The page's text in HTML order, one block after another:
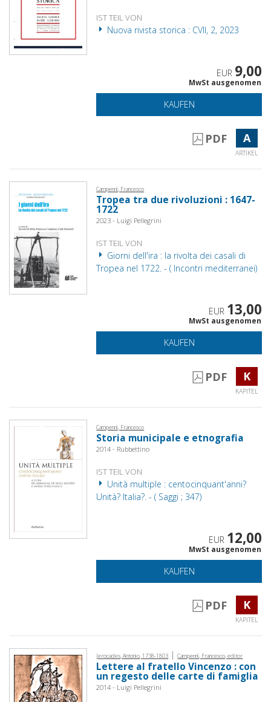
IST TEIL VON
Nuova rivista storica : CVII, 2, 2023
EUR 9,00
MwSt ausgenomen
KAUFEN
PDF A
ARTIKEL
Campennì, Francesco
Tropea tra due rivoluzioni : 1647-
1722
2023 - Luigi Pellegrini
IST TEIL VON
Giorni dell'ira : la rivolta dei casali di
Tropea nel 1722. - ( Incontri mediterranei)
EUR 13,00
MwSt ausgenomen
KAUFEN
PDF K
KAPITEL
Campennì, Francesco
Storia municipale e etnografia
2014 - Rubbettino
IST TEIL VON
Unità multiple : centocinquant'anni?
Unità? Italia?. - ( Saggi ; 347)
EUR 12,00
MwSt ausgenomen
KAUFEN
PDF K
KAPITEL
Jerocades, Antonio, 1738-1803 | Campennì, Francesco, editor
Lettere al fratello Vincenzo : con
un regesto delle carte di famiglia
2014 - Luigi Pellegrini